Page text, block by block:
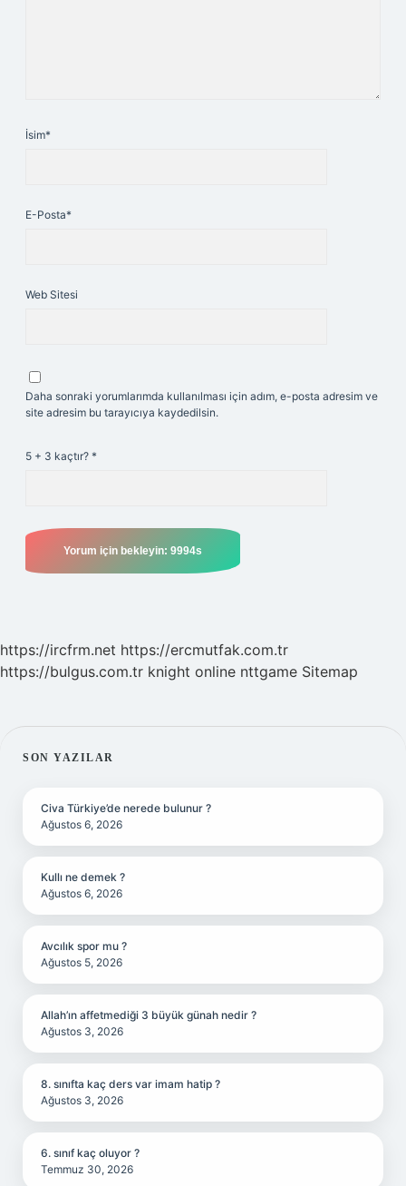
İsim*
E-Posta*
Web Sitesi
Daha sonraki yorumlarımda kullanılması için adım, e-posta adresim ve
site adresim bu tarayıcıya kaydedilsin.
5 + 3 kaçtır? *
https://ircfrm.net https://ercmutfak.com.tr
https://bulgus.com.tr knight online nttgame Sitemap
SIDEBAR
SON YAZILAR
Civa Türkiye’de nerede bulunur ?
Ağustos 6, 2026
Kullı ne demek ?
Ağustos 6, 2026
Avcılık spor mu ?
Ağustos 5, 2026
Allah’ın affetmediği 3 büyük günah nedir ?
Ağustos 3, 2026
8. sınıfta kaç ders var imam hatip ?
Ağustos 3, 2026
6. sınıf kaç oluyor ?
Temmuz 30, 2026